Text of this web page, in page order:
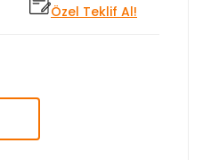
Özel Teklif Al!